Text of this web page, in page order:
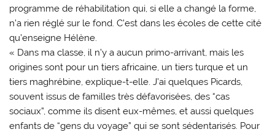
programme de réhabilitation qui, si elle a changé la forme,
n’a rien réglé sur le fond. C’est dans les écoles de cette cité
qu’enseigne Hélène.
« Dans ma classe, il n’y a aucun primo-arrivant, mais les
origines sont pour un tiers africaine, un tiers turque et un
tiers maghrébine, explique-t-elle. J’ai quelques Picards,
souvent issus de familles très défavorisées, des “cas
sociaux”, comme ils disent eux-mêmes, et aussi quelques
enfants de “gens du voyage” qui se sont sédentarisés. Pour